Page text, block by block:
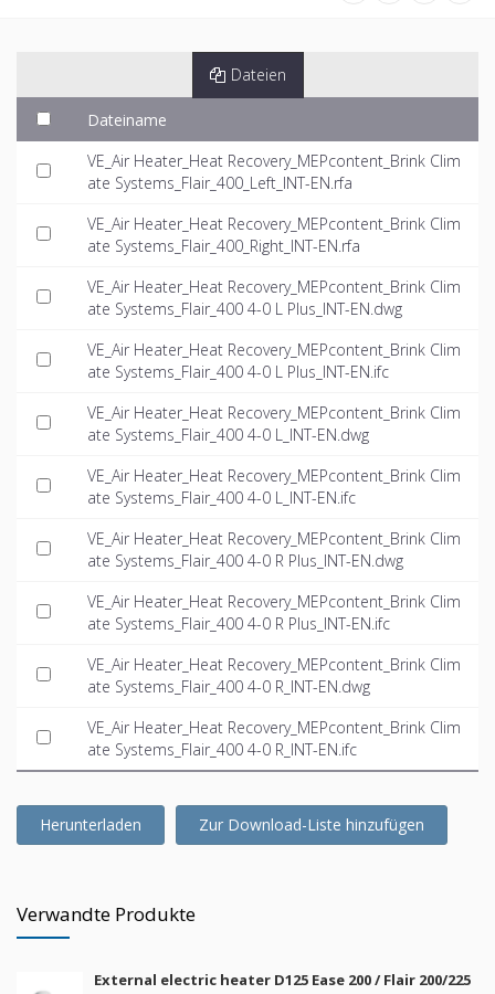
Dateien
Dateiname
VE_Air Heater_Heat Recovery_MEPcontent_Brink Clim
ate Systems_Flair_400_Left_INT-EN.rfa
VE_Air Heater_Heat Recovery_MEPcontent_Brink Clim
ate Systems_Flair_400_Right_INT-EN.rfa
VE_Air Heater_Heat Recovery_MEPcontent_Brink Clim
ate Systems_Flair_400 4-0 L Plus_INT-EN.dwg
VE_Air Heater_Heat Recovery_MEPcontent_Brink Clim
ate Systems_Flair_400 4-0 L Plus_INT-EN.ifc
VE_Air Heater_Heat Recovery_MEPcontent_Brink Clim
ate Systems_Flair_400 4-0 L_INT-EN.dwg
VE_Air Heater_Heat Recovery_MEPcontent_Brink Clim
ate Systems_Flair_400 4-0 L_INT-EN.ifc
VE_Air Heater_Heat Recovery_MEPcontent_Brink Clim
ate Systems_Flair_400 4-0 R Plus_INT-EN.dwg
VE_Air Heater_Heat Recovery_MEPcontent_Brink Clim
ate Systems_Flair_400 4-0 R Plus_INT-EN.ifc
VE_Air Heater_Heat Recovery_MEPcontent_Brink Clim
ate Systems_Flair_400 4-0 R_INT-EN.dwg
VE_Air Heater_Heat Recovery_MEPcontent_Brink Clim
ate Systems_Flair_400 4-0 R_INT-EN.ifc
Herunterladen Zur Download-Liste hinzufügen
Verwandte Produkte
External electric heater D125 Ease 200 / Flair 200/225